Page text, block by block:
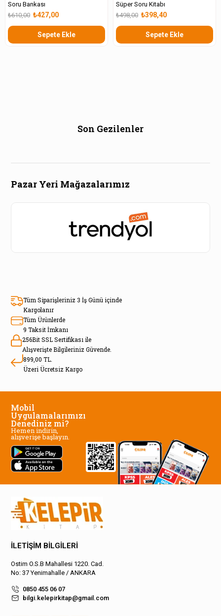
Soru Bankası
₺427,00
₺610,00
Sepete Ekle
Süper Soru Kitabı
₺398,40
₺498,00
Sepete Ekle
Son Gezilenler
Pazar Yeri Mağazalarımız
Tüm Siparişleriniz 3 İş Günü içinde
Kargolanır
Tüm Ürünlerde
9 Taksit İmkanı
256Bit SSL Sertifikası ile
Alışverişte Bilgileriniz Güvende.
899,00 TL.
Üzeri Ücretsiz Kargo
Mobil
Uygulamalarımızı
Denediniz mi?
Hemen indirin,
alışverişe başlayın.
İLETİŞİM BİLGİLERİ
Ostim O.S.B Mahallesi 1220. Cad.
No: 37 Yenimahalle / ANKARA
0850 455 06 07
bilgi.kelepirkitap@gmail.com